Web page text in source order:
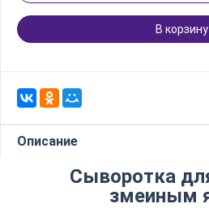
В корзину
Описание
Сыворотка
змеиным